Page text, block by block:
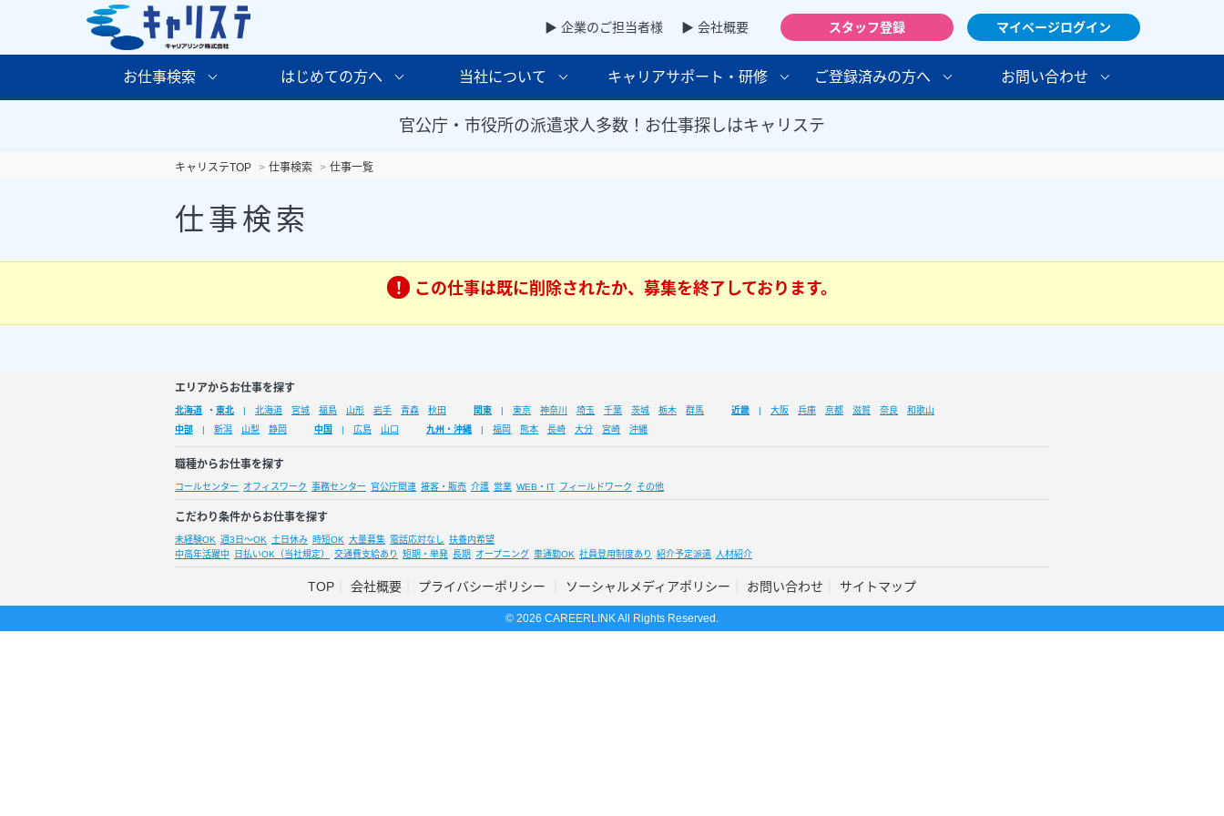
▶ 企業のご担当者様 ▶ 会社概要 スタッフ登録 マイページログイン
お仕事検索 はじめての方へ 当社について キャリアサポート・研修 ご登録済みの方へ お問い合わせ
官公庁・市役所の派遣求人多数！お仕事探しはキャリステ
キャリステTOP 仕事検索 仕事一覧
仕事検索
この仕事は既に削除されたか、募集を終了しております。
エリアからお仕事を探す
北海道 ・ 東北 北海道 宮城 福島 山形 岩手 青森 秋田 関東 東京 神奈川 埼玉 千葉 茨城 栃木 群馬 近畿 大阪 兵庫 京都 滋賀 奈良
和歌山
中部
新潟 山梨 静岡 中国 広島 山口 九州・沖縄 福岡 熊本 長崎 大分 宮崎 沖縄
職種からお仕事を探す
コールセンター オフィスワーク 事務センター 官公庁関連 接客・販売 介護 営業 WEB・IT フィールドワーク その他
こだわり条件からお仕事を探す
未経験OK 週3日～OK 土日休み 時短OK 大量募集 電話応対なし 扶養内希望
中高年活躍中
日払いOK（当社規定） 交通費支給あり 短期・単発 長期 オープニング 車通勤OK 社員登用制度あり 紹介予定派遣 人材紹介
TOP 会社概要 プライバシーポリシー ソーシャルメディアポリシー お問い合わせ サイトマップ
© 2026 CAREERLINK All Rights Reserved.